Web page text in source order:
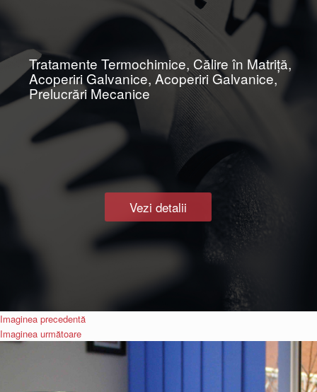
Vezi detalii
Tratamente Termochimice, Călire în Matriţă,
Acoperiri Galvanice, Acoperiri Galvanice,
Prelucrări Mecanice
Imaginea precedentă
Imaginea următoare